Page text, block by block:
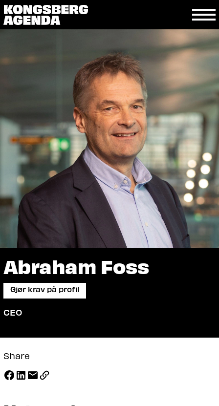
Abraham Foss
Gjør krav på profil
CEO
Share